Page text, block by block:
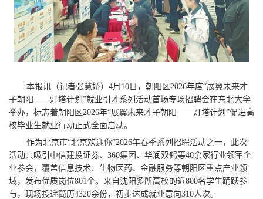
本报讯（记者张慧娇）4月10日，朝阳区2026年度“展翼未来才
子朝阳——灯塔计划”就业引才系列活动首场专场招聘会在东北大学
举办，标志着朝阳区2026年“展翼未来才子朝阳——灯塔计划”促进高
校毕业生就业行动正式全面启动。
作为北京市“北京欢迎你”2026年春季系列招聘活动之一，此次
活动共吸引中信建投证券、360集团、华润双鹤等40余家行业领军企
业参会，覆盖信息技术、生物医药、金融服务等朝阳区重点产业领
域，发布优质岗位801个。来自沈阳多所高校的近800名学生踊跃参
与，现场投递简历4320余份，初步达成就业意向310人次。